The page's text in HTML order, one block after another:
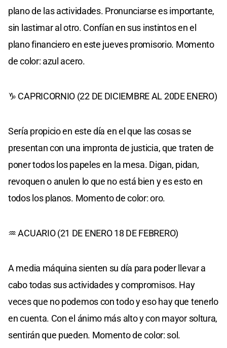
plano de las actividades. Pronunciarse es importante,
sin lastimar al otro. Confían en sus instintos en el
plano financiero en este jueves promisorio. Momento
de color: azul acero.
♑ CAPRICORNIO (22 DE DICIEMBRE AL 20DE ENERO)
Sería propicio en este día en el que las cosas se
presentan con una impronta de justicia, que traten de
poner todos los papeles en la mesa. Digan, pidan,
revoquen o anulen lo que no está bien y es esto en
todos los planos. Momento de color: oro.
♒ ACUARIO (21 DE ENERO 18 DE FEBRERO)
A media máquina sienten su día para poder llevar a
cabo todas sus actividades y compromisos. Hay
veces que no podemos con todo y eso hay que tenerlo
en cuenta. Con el ánimo más alto y con mayor soltura,
sentirán que pueden. Momento de color: sol.